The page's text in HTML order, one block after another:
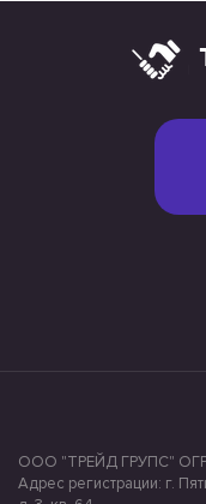
ООО "ТРЕЙД ГРУПС"
Адрес регистрации: г.